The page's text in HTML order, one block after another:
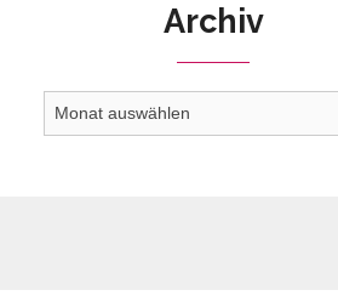
Archiv
Archiv